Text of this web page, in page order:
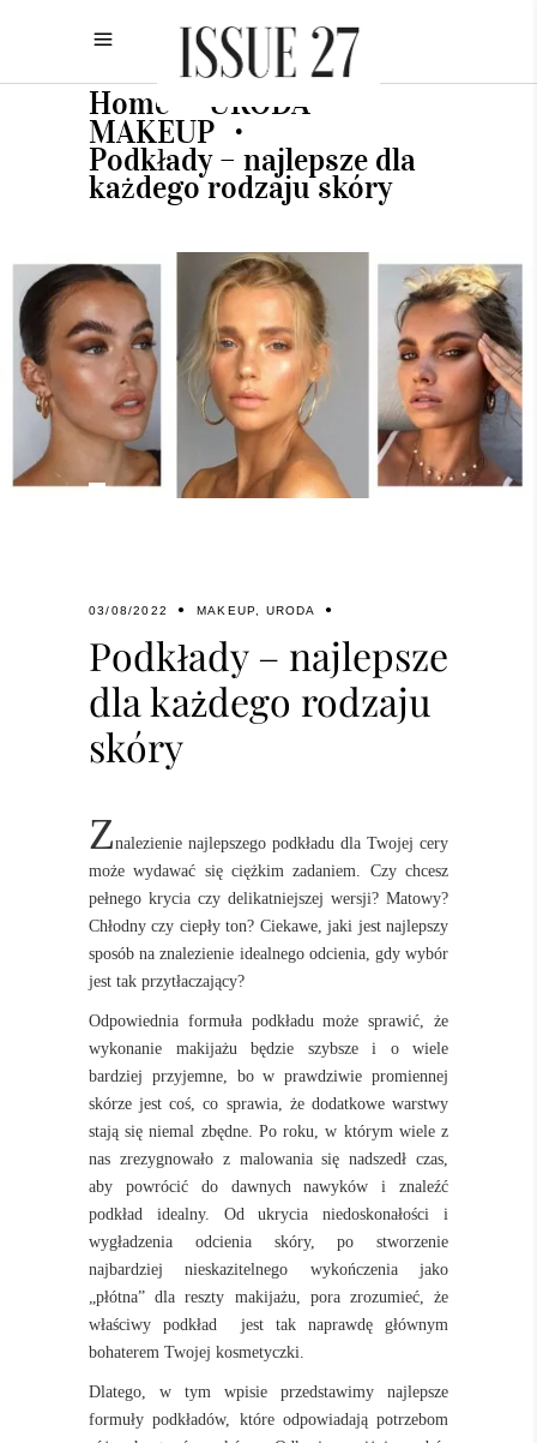
Home URODA
MAKEUP •
Podkłady – najlepsze dla
każdego rodzaju skóry
03/08/2022 MAKEUP, URODA
Podkłady – najlepsze
dla każdego rodzaju
skóry
Znalezienie najlepszego podkładu dla Twojej cery
może wydawać się ciężkim zadaniem. Czy chcesz
pełnego krycia czy delikatniejszej wersji? Matowy?
Chłodny czy ciepły ton? Ciekawe, jaki jest najlepszy
sposób na znalezienie idealnego odcienia, gdy wybór
jest tak przytłaczający?
Odpowiednia formuła podkładu może sprawić, że
wykonanie makijażu będzie szybsze i o wiele
bardziej przyjemne, bo w prawdziwie promiennej
skórze jest coś, co sprawia, że dodatkowe warstwy
stają się niemal zbędne. Po roku, w którym wiele z
nas zrezygnowało z malowania się nadszedł czas,
aby powrócić do dawnych nawyków i znaleźć
podkład idealny. Od ukrycia niedoskonałości i
wygładzenia odcienia skóry, po stworzenie
najbardziej nieskazitelnego wykończenia jako
„płótna” dla reszty makijażu, pora zrozumieć, że
właściwy podkład jest tak naprawdę głównym
bohaterem Twojej kosmetyczki.
Dlatego, w tym wpisie przedstawimy najlepsze
formuły podkładów, które odpowiadają potrzebom